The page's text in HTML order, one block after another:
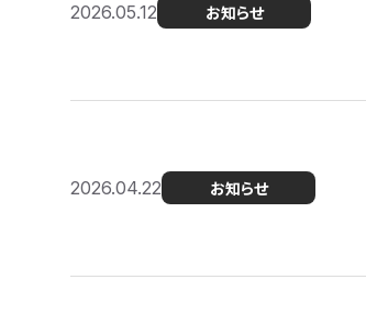
2026.05.12 お知らせ
2026.04.22 お知らせ